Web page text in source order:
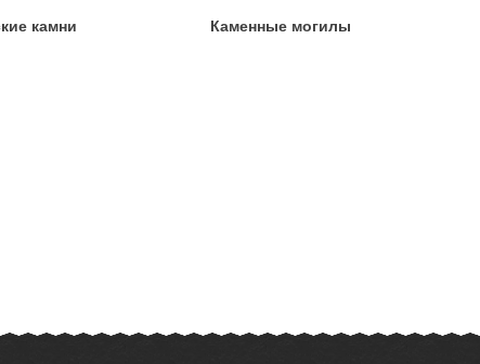
камни Каменные могилы